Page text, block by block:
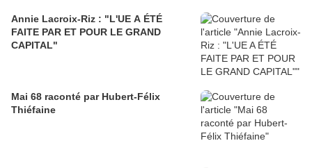
Annie Lacroix-Riz : "L'UE A ÉTÉ
FAITE PAR ET POUR LE GRAND
CAPITAL"
Mai 68 raconté par Hubert-Félix
Thiéfaine